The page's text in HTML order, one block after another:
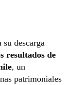
descarga
resultados de
, un
patrimoniales